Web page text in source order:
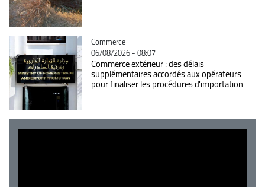
Catégorie
Commerce
06/08/2026 - 08:07
Commerce extérieur : des délais
supplémentaires accordés aux opérateurs
pour finaliser les procédures d'importation